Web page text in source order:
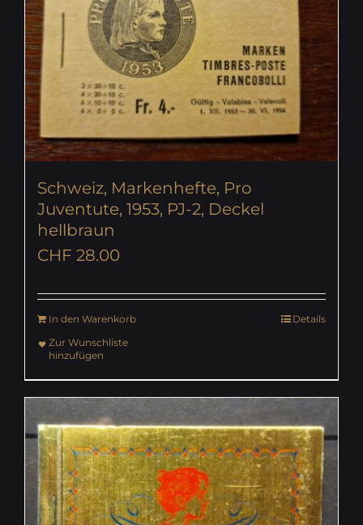
Schweiz, Markenhefte, Pro
Juventute, 1953, PJ-2, Deckel
hellbraun
CHF 28.00
In den Warenkorb
Details
Zur Wunschliste
hinzufügen